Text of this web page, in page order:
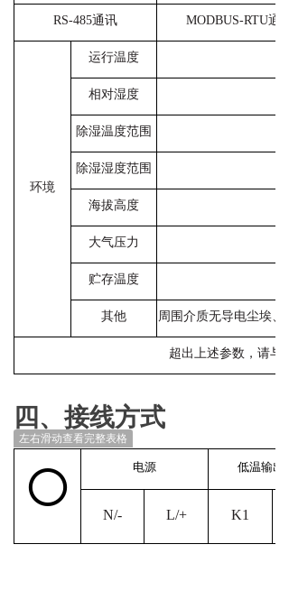
RS-485通讯 MODBUS-RTU通
环境
运行温度
相对湿度
除湿温度范围
除湿湿度范围
海拔高度
大气压力
贮存温度
其他 周围介质无导电尘埃
超出上述参数，请与
四、接线方式
左右滑动查看完整表格
○ 电源 低温输出
N/- L/+ K1